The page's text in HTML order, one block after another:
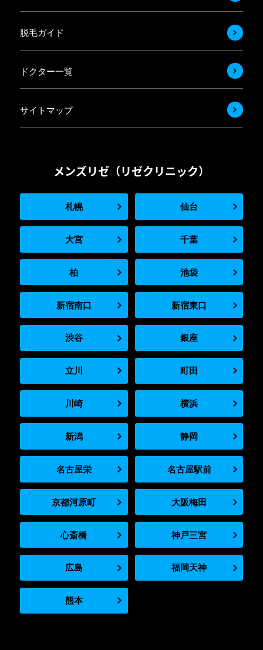
脱毛ガイド
ドクター一覧
サイトマップ
メンズリゼ（リゼクリニック）
札幌 仙台
大宮 千葉
柏 池袋
新宿南口 新宿東口
渋谷 銀座
立川 町田
川崎 横浜
新潟 静岡
名古屋栄 名古屋駅前
京都河原町 大阪梅田
心斎橋 神戸三宮
広島 福岡天神
熊本